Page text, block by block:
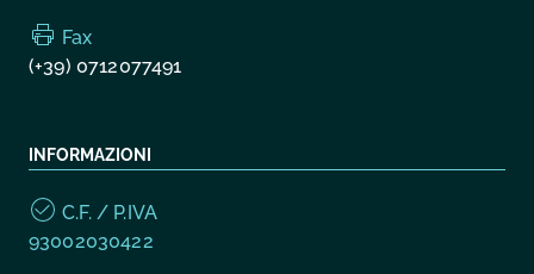
Fax
(+39) 0712077491
INFORMAZIONI
C.F. / P.IVA
93002030422